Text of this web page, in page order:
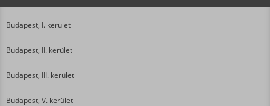
Budapest, I. kerület
Budapest, II. kerület
Budapest, III. kerület
Budapest, V. kerület